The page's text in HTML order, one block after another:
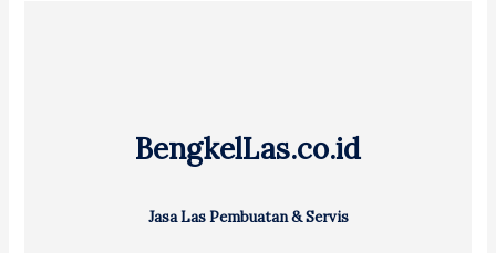
BengkelLas.co.id
Jasa Las Pembuatan & Servis